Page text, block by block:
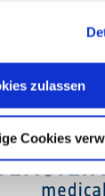
Webseite
zulassen
Cookies